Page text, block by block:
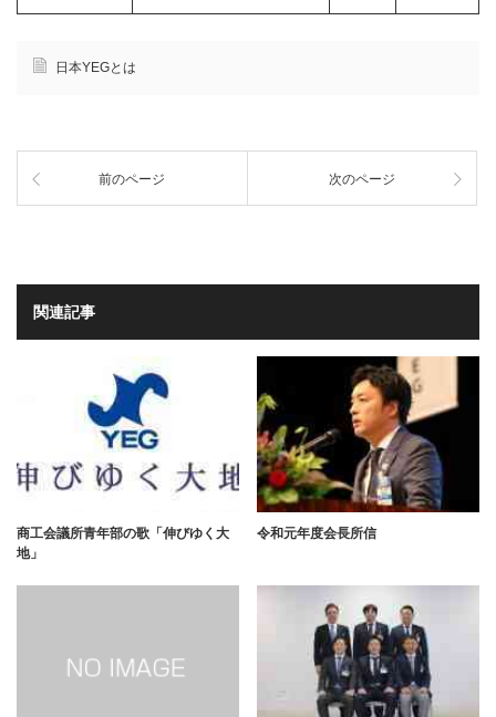
日本YEGとは
前のページ 次のページ
関連記事
商工会議所青年部の歌「伸びゆく大
地」
令和元年度会長所信